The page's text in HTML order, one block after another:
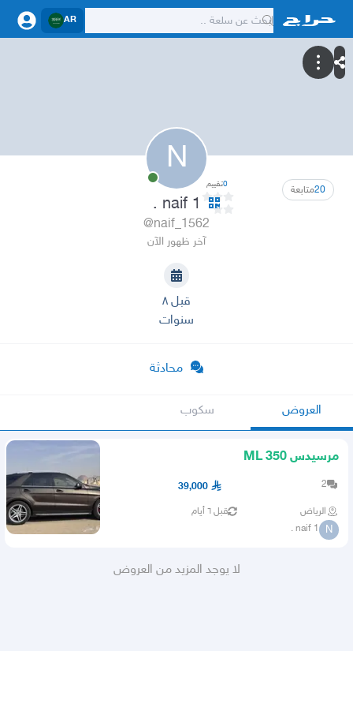
AR
N
20متابعة 0تقييم
naif 1 .
@naif_1562
آخر ظهور الآن
قبل ٨
سنوات
محادثة
العروض سكوب
مرسيدس 350 ML
2
39,000
الرياض قبل ٦ أيام
N
naif 1 .
لا يوجد المزيد من العروض